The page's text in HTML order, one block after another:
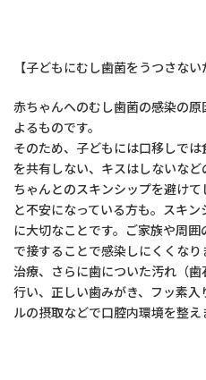
【子どもにむし歯菌をうつさない
赤ちゃんへのむし歯菌の感染の
よるものです。
そのため、子どもには口移しで
を共有しない、キスはしないな
ちゃんとのスキンシップを避け
と不安になっている方も。スキ
に大切なことです。ご家族や周
で接することで感染しにくくな
治療、さらに歯についた汚れ（
行い、正しい歯みがき、フッ素
ルの摂取などで口腔内環境を整え